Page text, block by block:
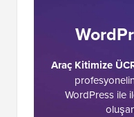
Araç Kitimize
WordPress ile